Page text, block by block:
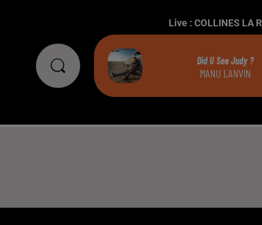
Live : COLLINES LA
Did U See Judy ?
MANU LANVIN